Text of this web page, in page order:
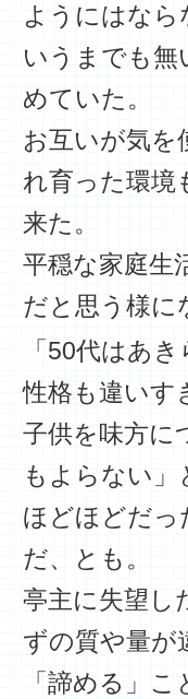
ようにはなら
いうまでも無
めていた。
お互いが気を
れ育った環境
来た。
平穏な家庭生
だと思う様に
「50代はあ
性格も違いす
子供を味方に
もよらない」
ほどほどだっ
だ、とも。
亭主に失望し
ずの質や量が
「諦める」